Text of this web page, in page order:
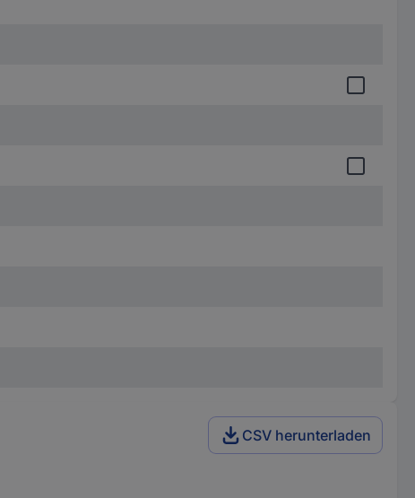
CSV herunterladen